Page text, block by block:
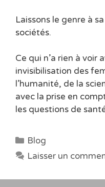
Laissons le genre à
sociétés.
Ce qui n’a rien à voir
invisibilisation des
l’humanité, de la
avec la prise en
les questions de
Catégories
Blog
Laisser un